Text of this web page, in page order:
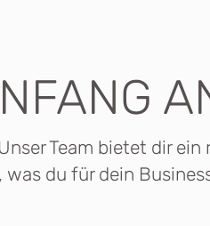
Team bietet dir
was du für dein